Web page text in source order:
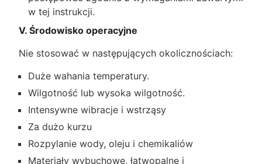
w tej instrukcji.
V. Środowisko operacyjne
Nie stosować w następujących okolicznościach:
Duże wahania temperatury.
Wilgotność lub wysoka wilgotność.
Intensywne wibracje i wstrząsy
Za dużo kurzu
Rozpylanie wody, oleju i chemikaliów
Materiały wybuchowe, łatwopalne i